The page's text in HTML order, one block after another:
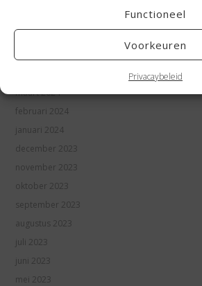
Functioneel
Voorkeuren
Privacaybeleid
maart 2024
februari 2024
januari 2024
december 2023
november 2023
oktober 2023
september 2023
augustus 2023
juli 2023
juni 2023
mei 2023